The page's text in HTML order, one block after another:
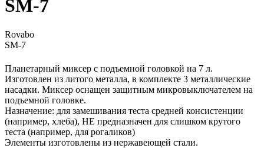
SM-7
Rovabo
SM-7
Планетарный миксер с подъемной головкой на 7 л.
Изготовлен из литого металла, в комплекте 3 металлические
насадки. Миксер оснащен защитным микровыключателем на
подъемной головке.
Назначение: для замешивания теста средней консистенции
(например, хлеба), НЕ предназначен для слишком крутого
теста (например, для рогаликов)
Элементы изготовлены из нержавеющей стали.